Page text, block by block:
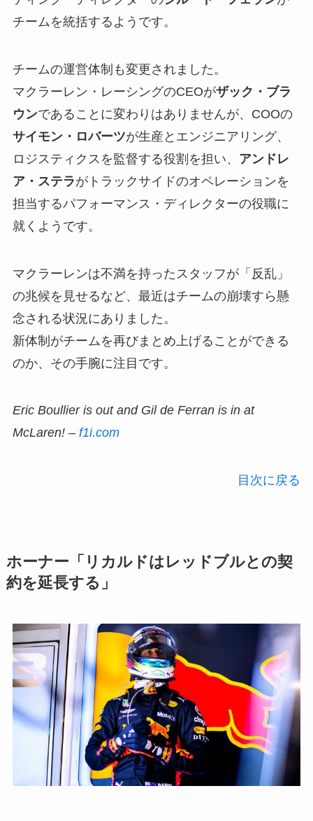
チームを統括するようです。
チームの運営体制も変更されました。
マクラーレン・レーシングのCEOがザック・ブラ
ウンであることに変わりはありませんが、COOの
サイモン・ロバーツが生産とエンジニアリング、
ロジスティクスを監督する役割を担い、 アンドレ
ア・ステラがトラックサイドのオペレーションを
担当するパフォーマンス・ディレクターの役職に
就くようです。
マクラーレンは不満を持ったスタッフが「反乱」
の兆候を見せるなど、最近はチームの崩壊すら懸
念される状況にありました。
新体制がチームを再びまとめ上げることができる
のか、その手腕に注目です。
Eric Boullier is out and Gil de Ferran is in at
McLaren! – f1i.com
目次に戻る
ホーナー「リカルドはレッドブルとの契
約を延長する」